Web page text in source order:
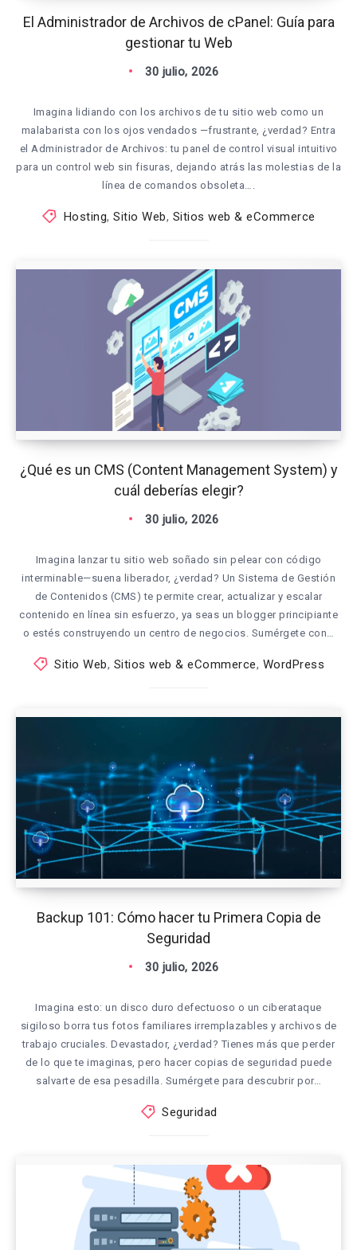
El Administrador de Archivos de cPanel: Guía para
gestionar tu Web
30 julio, 2026
Imagina lidiando con los archivos de tu sitio web como un
malabarista con los ojos vendados —frustrante, ¿verdad? Entra
el Administrador de Archivos: tu panel de control visual intuitivo
para un control web sin fisuras, dejando atrás las molestias de la
línea de comandos obsoleta….
Hosting,Sitio Web, Sitios web & eCommerce
¿Qué es un CMS (Content Management System) y
cuál deberías elegir?
30 julio, 2026
Imagina lanzar tu sitio web soñado sin pelear con código
interminable—suena liberador, ¿verdad? Un Sistema de Gestión
de Contenidos (CMS) te permite crear, actualizar y escalar
contenido en línea sin esfuerzo, ya seas un blogger principiante
o estés construyendo un centro de negocios. Sumérgete con…
Sitio Web, Sitios web & eCommerce, WordPress
Backup 101: Cómo hacer tu Primera Copia de
Seguridad
30 julio, 2026
Imagina esto: un disco duro defectuoso o un ciberataque
sigiloso borra tus fotos familiares irremplazables y archivos de
trabajo cruciales. Devastador, ¿verdad? Tienes más que perder
de lo que te imaginas, pero hacer copias de seguridad puede
salvarte de esa pesadilla. Sumérgete para descubrir por…
Seguridad